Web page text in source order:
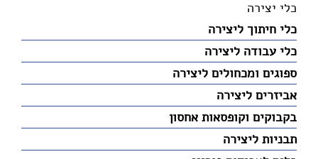
כלי יצירה
כלי חיתוך ליצירה
כלי עבודה ליצירה
ספוגים ומכחולים ליצירה
אביזרים ליצירה
בקבוקים וקופסאות אחסון
תבניות ליצירה